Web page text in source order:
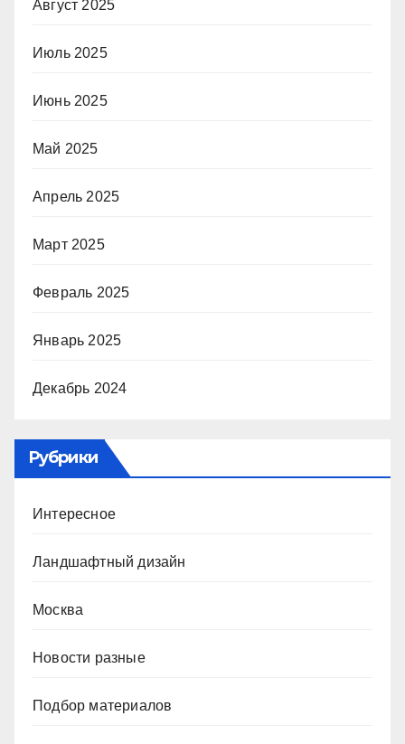
Август 2025
Июль 2025
Июнь 2025
Май 2025
Апрель 2025
Март 2025
Февраль 2025
Январь 2025
Декабрь 2024
Рубрики
Интересное
Ландшафтный дизайн
Москва
Новости разные
Подбор материалов